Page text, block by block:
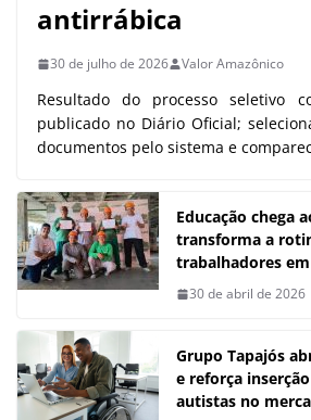
antirrábica
30 de julho de 2026 Valor Amazônico
Resultado do processo seletivo
publicado no Diário Oficial;
documentos pelo sistema e
Educação chega
transforma a
trabalhadores
30 de abril de 2026
Grupo Tapajós
e reforça
autistas no